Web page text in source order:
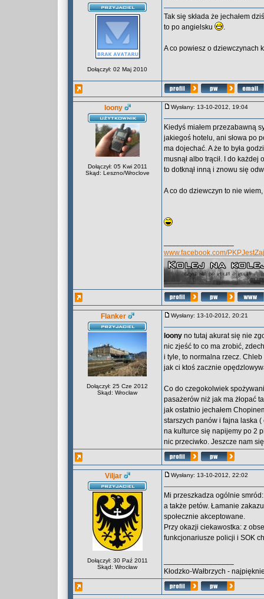
Dołączył: 02 Maj 2010
Tak się składa że jechałem
to po angielsku
.
A co powiesz o dziewczynach
loony
Dołączył: 05 Kwi 2011
Skąd: Leszno/Wroclove
Wysłany: 13-10-2012, 19:04
Kiedyś miałem przezabawną
jakiegoś hotelu, ani słowa po
ma dojechać. A że to była
musnął albo trącił. I do każdej
to dotknął inną i znowu się
A co do dziewczyn to nie
www.facebook.com/
Flanker
Dołączył: 25 Cze 2012
Skąd: Wrocław
Wysłany: 13-10-2012, 20:21
loony no tutaj akurat się nie
nic zjeść to co ma zrobić,
i tyle, to normalna rzecz.
jak ci ktoś zacznie
Co do czegokolwiek
pasażerów niż jak ma żłopać
jak ostatnio jechałem
starszych panów i fajna laska
na kulturce się napijemy po 2
nic przeciwko. Jeszcze nam
Viljar
Dołączył: 30 Paź 2011
Skąd: Wrocław
Wysłany: 13-10-2012, 22:02
Mi przeszkadza ogólnie
a także petów. Łamanie
społecznie akceptowane.
Przy okazji ciekawostka: z
funkcjonariusze policji i SOK
Kłodzko-Wałbrzych -